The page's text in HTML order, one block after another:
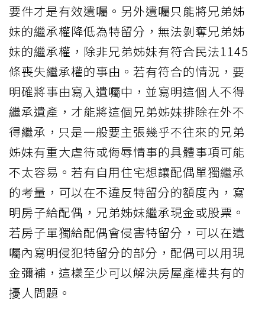
要件才是有效遺囑。另外遺囑只能將兄弟姊
妹的繼承權降低為特留分，無法剝奪兄弟姊
妹的繼承權，除非兄弟姊妹有符合民法1145
條喪失繼承權的事由。若有符合的情況，要
明確將事由寫入遺囑中，並寫明這個人不得
繼承遺產，才能將這個兄弟姊妹排除在外不
得繼承，只是一般要主張幾乎不往來的兄弟
姊妹有重大虐待或侮辱情事的具體事項可能
不太容易。若有自用住宅想讓配偶單獨繼承
的考量，可以在不違反特留分的額度內，寫
明房子給配偶，兄弟姊妹繼承現金或股票。
若房子單獨給配偶會侵害特留分，可以在遺
囑內寫明侵犯特留分的部分，配偶可以用現
金彌補，這樣至少可以解決房屋產權共有的
擾人問題。